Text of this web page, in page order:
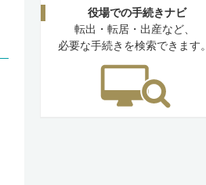
役場での手続きナビ
転出・転居・出産など、
必要な手続きを検索できます。